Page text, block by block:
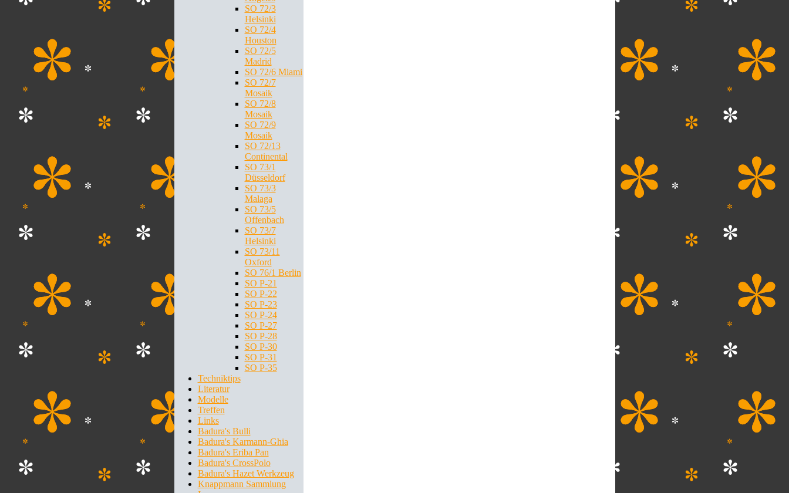
SO 72/3
Helsinki
SO 72/4
Houston
SO 72/5
Madrid
SO 72/6 Miami
SO 72/7
Mosaik
SO 72/8
Mosaik
SO 72/9
Mosaik
SO 72/13
Continental
SO 73/1
Düsseldorf
SO 73/3
Malaga
SO 73/5
Offenbach
SO 73/7
Helsinki
SO 73/11
Oxford
SO 76/1 Berlin
SO P-21
SO P-22
SO P-23
SO P-24
SO P-27
SO P-28
SO P-30
SO P-31
SO P-35
Techniktips
Literatur
Modelle
Treffen
Links
Badura's Bulli
Badura's Karmann-Ghia
Badura's Eriba Pan
Badura's CrossPolo
Badura's Hazet Werkzeug
Knappmann Sammlung